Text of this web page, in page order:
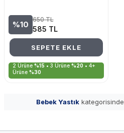
%10
650TL
585 TL
SEPETE EKLE
2 Ürüne %15 • 3 Ürüne %20 • 4+
Ürüne %30
Bebek Yastık kategorisinde